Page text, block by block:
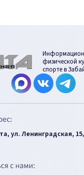
физической
спорте в
ул. Ленинградская, 15,